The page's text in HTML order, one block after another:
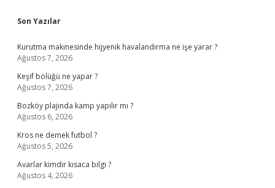
Sidebar
Son Yazılar
Kurutma makinesinde hijyenik havalandırma ne işe yarar ?
Ağustos 7, 2026
Keşif bölüğü ne yapar ?
Ağustos 7, 2026
Bozköy plajında kamp yapılır mı ?
Ağustos 6, 2026
Kros ne demek futbol ?
Ağustos 5, 2026
Avarlar kimdir kısaca bilgi ?
Ağustos 4, 2026